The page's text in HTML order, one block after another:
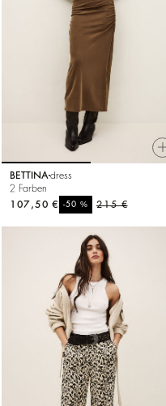
BETTINA dress
2 Farben
215 €
-50%
107,50 €